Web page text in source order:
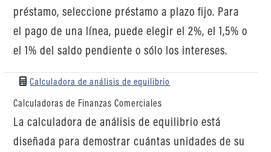
préstamo, seleccione préstamo a plazo fijo. Para
el pago de una línea, puede elegir el 2%, el 1,5% o
el 1% del saldo pendiente o sólo los intereses.
Calculadora de análisis de equilibrio
Calculadoras de Finanzas Comerciales
La calculadora de análisis de equilibrio está
diseñada para demostrar cuántas unidades de su